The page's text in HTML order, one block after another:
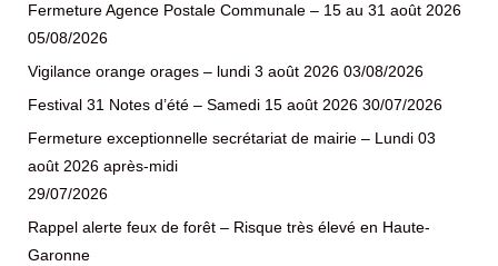
Fermeture Agence Postale Communale – 15 au 31 août 2026
05/08/2026
Vigilance orange orages – lundi 3 août 2026 03/08/2026
Festival 31 Notes d’été – Samedi 15 août 2026 30/07/2026
Fermeture exceptionnelle secrétariat de mairie – Lundi 03
août 2026 après-midi
29/07/2026
Rappel alerte feux de forêt – Risque très élevé en Haute-
Garonne